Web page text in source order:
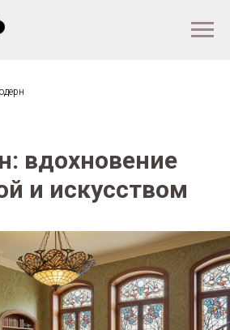
вдохновение
и искусством